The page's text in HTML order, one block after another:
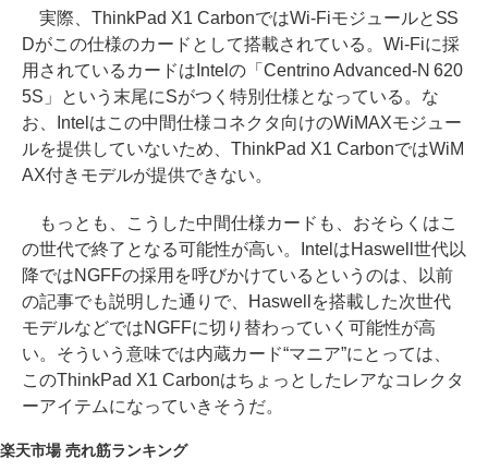
実際、ThinkPad X1 CarbonではWi-FiモジュールとSS
Dがこの仕様のカードとして搭載されている。Wi-Fiに採
用されているカードはIntelの「Centrino Advanced-N 620
5S」という末尾にSがつく特別仕様となっている。な
お、Intelはこの中間仕様コネクタ向けのWiMAXモジュー
ルを提供していないため、ThinkPad X1 CarbonではWiM
AX付きモデルが提供できない。
もっとも、こうした中間仕様カードも、おそらくはこ
の世代で終了となる可能性が高い。IntelはHaswell世代以
降ではNGFFの採用を呼びかけているというのは、以前
の記事でも説明した通りで、Haswellを搭載した次世代
モデルなどではNGFFに切り替わっていく可能性が高
い。そういう意味では内蔵カード“マニア”にとっては、
このThinkPad X1 Carbonはちょっとしたレアなコレクタ
ーアイテムになっていきそうだ。
楽天市場 売れ筋ランキング